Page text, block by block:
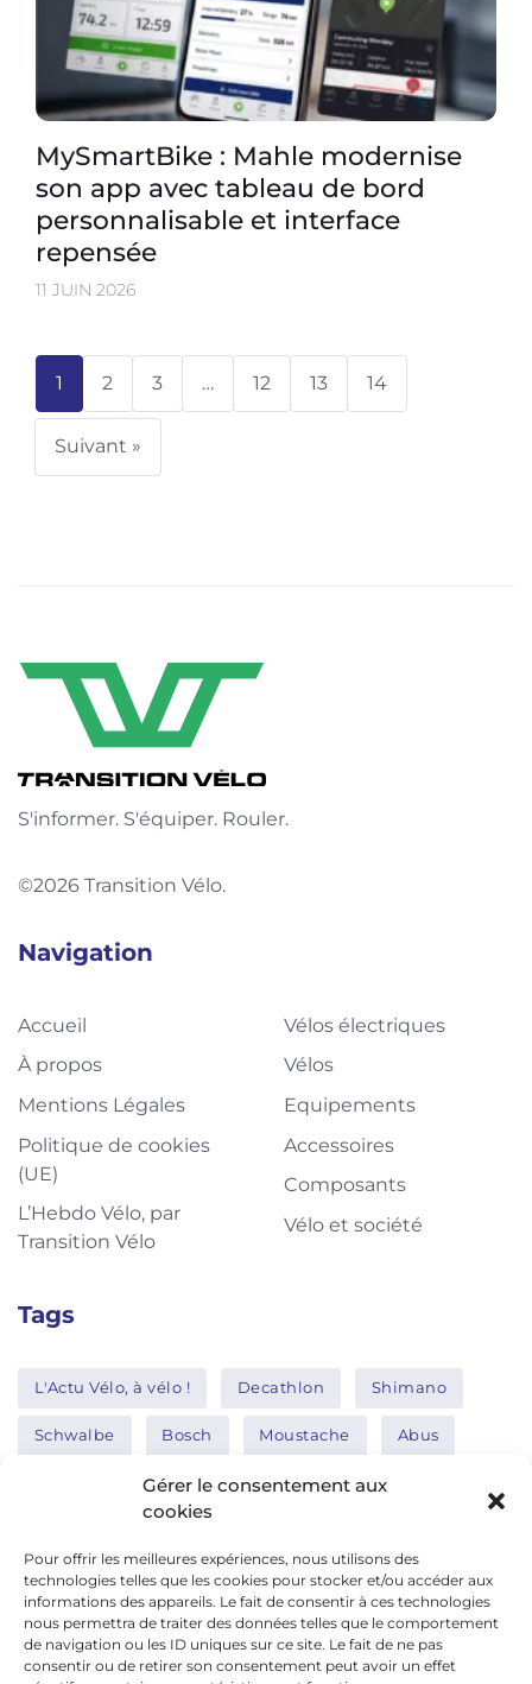
Gérer le consentement aux
cookies
Pour offrir les meilleures expériences, nous utilisons des
technologies telles que les cookies pour stocker et/ou accéder aux
informations des appareils. Le fait de consentir à ces technologies
nous permettra de traiter des données telles que le comportement
de navigation ou les ID uniques sur ce site. Le fait de ne pas
consentir ou de retirer son consentement peut avoir un effet
MySmartBike : Mahle modernise
son app avec tableau de bord
personnalisable et interface
repensée
11 JUIN 2026
1 2 3 … 12 13 14
Suivant »
S'informer. S'équiper. Rouler.
©2026 Transition Vélo.
Navigation
Accueil
À propos
Mentions Légales
Politique de cookies
(UE)
L’Hebdo Vélo, par
Transition Vélo
Vélos électriques
Vélos
Equipements
Accessoires
Composants
Vélo et société
Tags
L'Actu Vélo, à vélo ! Decathlon Shimano
Schwalbe Bosch Moustache Abus
Thule Nakamura
Réseaux sociaux
google news